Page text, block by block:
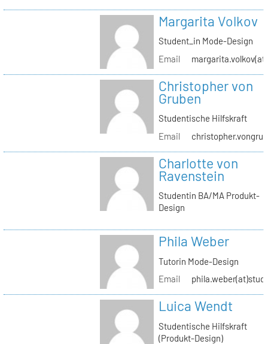
Margarita Volkov
Student_in Mode-Design
Email
Christopher von
Gruben
Studentische Hilfskraft
Email
Charlotte von
Ravenstein
Studentin BA/MA Produkt-
Design
Phila Weber
Tutorin Mode-Design
Email
Luica Wendt
Studentische Hilfskraft
(Produkt-Design)